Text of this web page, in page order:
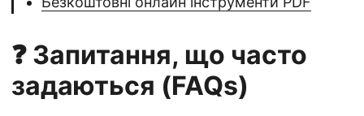
❓ Запитання, що часто
задаються (FAQs)